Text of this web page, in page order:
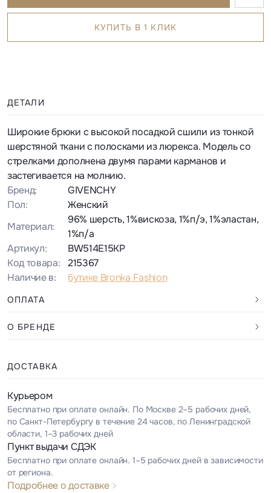
КУПИТЬ В 1 КЛИК
ДЕТАЛИ
Широкие брюки с высокой посадкой сшили из тонкой
шерстяной ткани с полосками из люрекса. Модель со
стрелками дополнена двумя парами карманов и
застегивается на молнию.
Бренд:
GIVENCHY
Пол:
Женский
Материал:
96% шерсть, 1%вискоза, 1%п/э, 1%эластан,
1%п/а
Артикул:
BW514E15KP
Код товара:
215367
Наличие в:
бутике Bronka Fashion
ОПЛАТА
О БРЕНДЕ
ДОСТАВКА
Курьером
Бесплатно при оплате онлайн. По Москве 2–5 рабочих дней,
по Санкт-Петербургу в течение 24 часов, по Ленинградской
области, 1–3 рабочих дней
Пункт выдачи СДЭК
Бесплатно при оплате онлайн. 1–5 рабочих дней в зависимости
от региона.
Подробнее о доставке